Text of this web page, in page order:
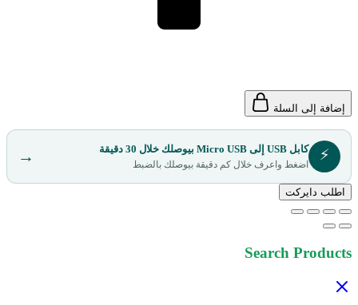
إضافة إلى السلة
⚡ كابل USB إلى Micro USB بيوصلك خلال 30 دقيقة
اضغط واعرف خلال كم دقيقة بيوصلك بالضبط →
اطلب دايركت
Search Products